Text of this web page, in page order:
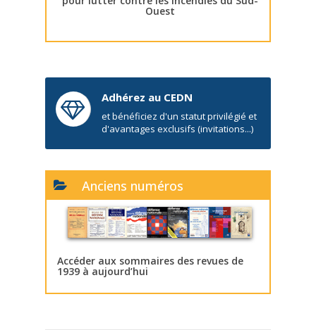
Ouest
Adhérez au CEDN
et bénéficiez d'un statut privilégié et
d'avantages exclusifs (invitations...)
Anciens numéros
Accéder aux sommaires des revues de
1939 à aujourd’hui